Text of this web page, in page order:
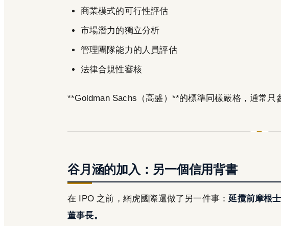
商業模式的可行性評估
市場潛力的獨立分析
管理團隊能力的人員評估
法律合規性審核
**Goldman Sachs（高盛）**的標準同樣嚴格，通常只
谷月涵的加入：另一個信用背書
在 IPO 之前，網虎國際還做了另一件事：延攬前摩根
董事長。